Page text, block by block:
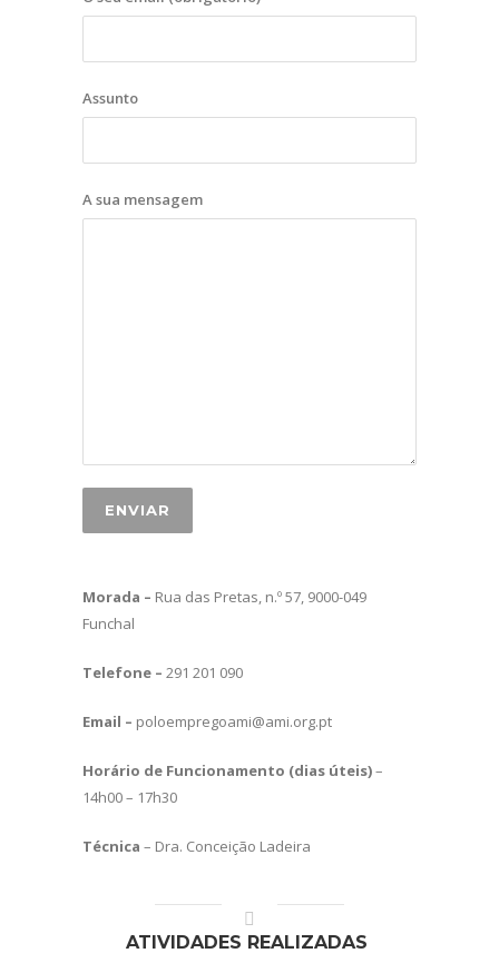
Assunto
A sua mensagem
Morada – Rua das Pretas, n.º 57, 9000-049
Funchal
Telefone – 291 201 090
Email – poloempregoami@ami.org.pt
Horário de Funcionamento (dias úteis)–
14h00 – 17h30
Técnica – Dra. Conceição Ladeira
ATIVIDADES REALIZADAS